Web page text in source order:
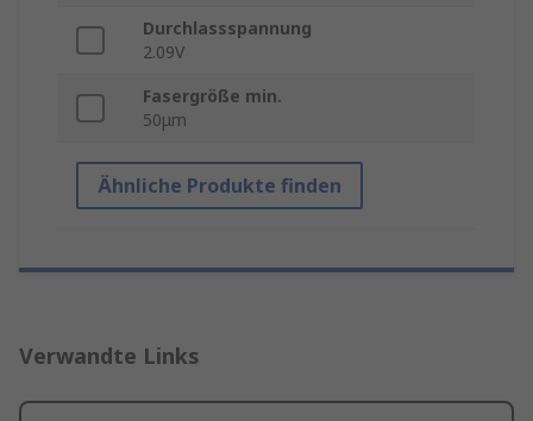
Durchlassspannung
2.09V
Fasergröße min.
50μm
Ähnliche Produkte finden
Verwandte Links